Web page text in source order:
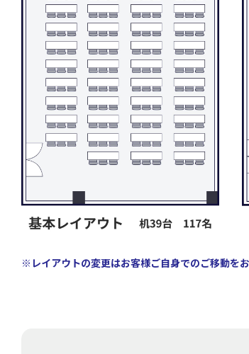
※レイアウトの変更はお客様ご自身でのご移動をお